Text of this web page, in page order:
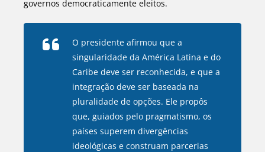
governos democraticamente eleitos.
O presidente afirmou que a
singularidade da América Latina e do
Caribe deve ser reconhecida, e que a
integração deve ser baseada na
pluralidade de opções. Ele propôs
que, guiados pelo pragmatismo, os
países superem divergências
ideológicas e construam parcerias